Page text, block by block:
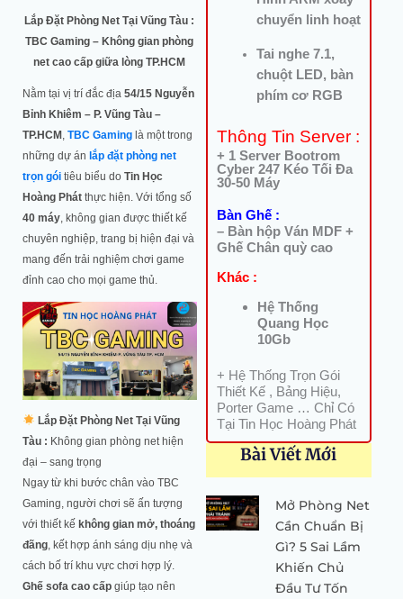
Lắp Đặt Phòng Net Tại Vũng Tàu :
TBC Gaming – Không gian phòng
net cao cấp giữa lòng TP.HCM
Nằm tại vị trí đắc địa 54/15 Nguyễn
Bỉnh Khiêm – P. Vũng Tàu –
TP.HCM, TBC Gaming là một trong
những dự án lắp đặt phòng net
trọn gói tiêu biểu do Tin Học
Hoàng Phát thực hiện. Với tổng số
40 máy, không gian được thiết kế
chuyên nghiệp, trang bị hiện đại và
mang đến trải nghiệm chơi game
đỉnh cao cho mọi game thủ.
Lắp Đặt Phòng Net Tại Vũng
Tàu : Không gian phòng net hiện
đại – sang trọng
Ngay từ khi bước chân vào TBC
Gaming, người chơi sẽ ấn tượng
với thiết kế không gian mở, thoáng
đãng, kết hợp ánh sáng dịu nhẹ và
cách bố trí khu vực chơi hợp lý.
Ghế sofa cao cấp giúp tạo nên
chuyển linh hoạt
Tai nghe 7.1,
chuột LED, bàn
phím cơ RGB
Thông Tin Server :
+ 1 Server Bootrom
Cyber 247 Kéo Tối Đa
30-50 Máy
Bàn Ghế :
– Bàn hộp Ván MDF +
Ghế Chân quỳ cao
Khác :
Hệ Thống
Quang Học
10Gb
+ Hệ Thống Trọn Gói
Thiết Kế , Bảng Hiệu,
Porter Game … Chỉ Có
Tại Tin Học Hoàng Phát
Bài Viết Mới
Mở Phòng Net
Cần Chuẩn Bị
Gì? 5 Sai Lầm
Khiến Chủ
Đầu Tư Tốn